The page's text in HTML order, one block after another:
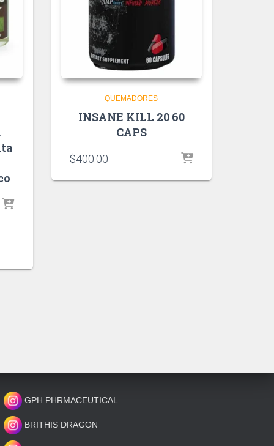
QUEMADORES
INSANE KILL 20 60
CAPS
$400.00
GPH PHRMACEUTICAL
BRITHIS DRAGON